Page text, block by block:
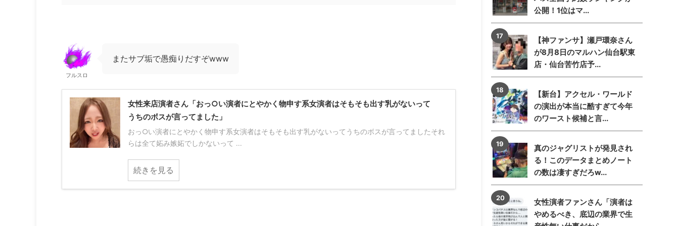
フルスロ
またサブ垢で愚痴りだすぞwww
女性来店演者さん「おっ○い演者にとやかく物申す系女演者はそもそも出す乳がないって
うちのボスが言ってました」
おっ○い演者にとやかく物申す系女演者はそもそも出す乳がないってうちのボスが言ってましたそれ
らは全て妬み嫉妬でしかないって ...
続きを見る
公開！1位はマ...
【神ファンサ】瀬戸環奈さん
が8月8日のマルハン仙台駅東
店・仙台苦竹店予...
【新台】アクセル・ワールド
の演出が本当に酷すぎて今年
のワースト候補と言...
真のジャグリストが発見され
る！このデータまとめノート
の数は凄すぎだろw...
女性演者ファンさん「演者は
やめるべき、底辺の業界で生